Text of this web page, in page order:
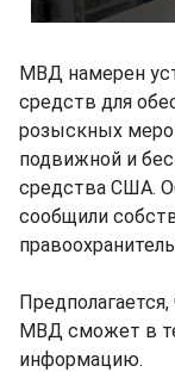
МВД намерен
средств для
розыскных
подвижной и
средства США.
сообщили
МВД сможет в
информацию.